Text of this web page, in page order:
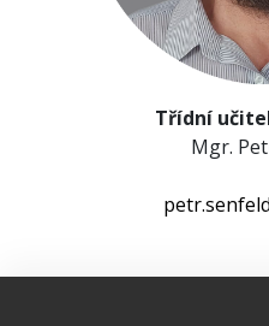
Třídní
Mgr.